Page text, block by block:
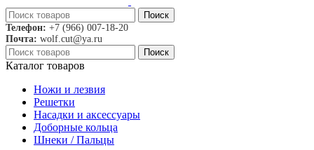
Поиск
Телефон: +7 (966) 007-18-20
Почта: wolf.cut@ya.ru
Поиск
Каталог товаров
Ножи и лезвия
Решетки
Насадки и аксессуары
Доборные кольца
Шнеки / Пальцы